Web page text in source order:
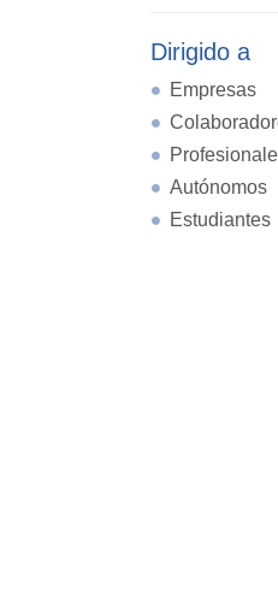
Dirigido a
Empresas
Autónomos
Estudiantes